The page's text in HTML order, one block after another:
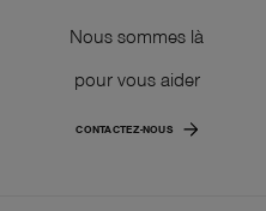
Nous sommes là
pour vous aider
CONTACTEZ-NOUS